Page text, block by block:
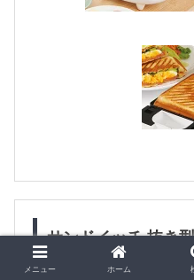
サンドイッチ 抜き
ンぬき型 ミッキー
ドイッチメーカー
メニュー ホーム